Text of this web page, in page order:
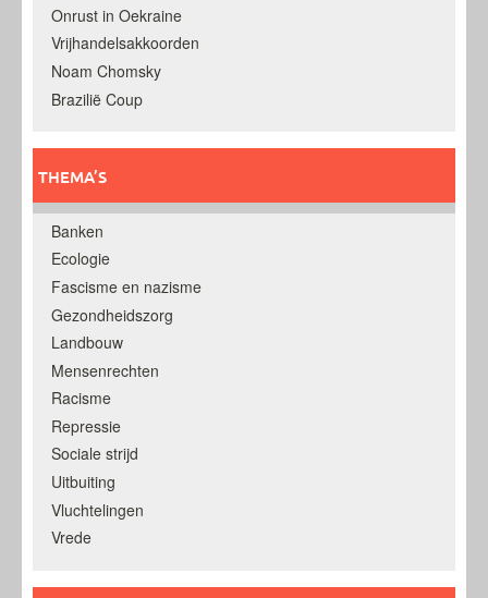
Onrust in Oekraine
Vrijhandelsakkoorden
Noam Chomsky
Brazilië Coup
THEMA’S
Banken
Ecologie
Fascisme en nazisme
Gezondheidszorg
Landbouw
Mensenrechten
Racisme
Repressie
Sociale strijd
Uitbuiting
Vluchtelingen
Vrede